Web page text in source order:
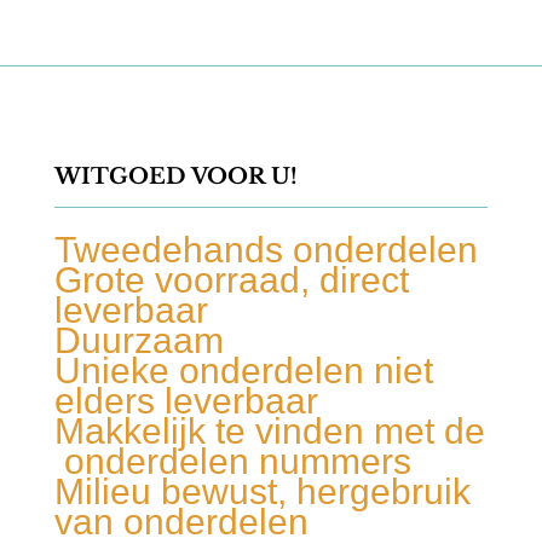
WITGOED VOOR U!
Tweedehands onderdelen
Grote voorraad, direct
leverbaar
Duurzaam
Unieke onderdelen niet
elders leverbaar
Makkelijk te vinden met de
onderdelen nummers
Milieu bewust, hergebruik
van onderdelen